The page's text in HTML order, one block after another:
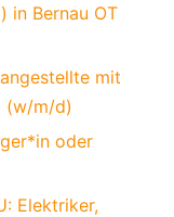
in Bernau OT
mit
(w/m/d)
oder
Elektriker,